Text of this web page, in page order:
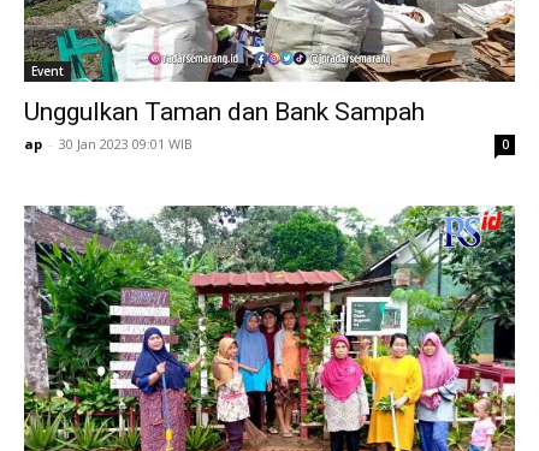
Event
Unggulkan Taman dan Bank Sampah
ap - 30 Jan 2023 09:01 WIB 0